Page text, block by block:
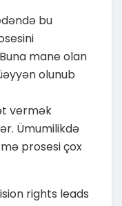
bu
mane olan
olunub
vermək
Ümumilikdə
prosesi çox
rights leads